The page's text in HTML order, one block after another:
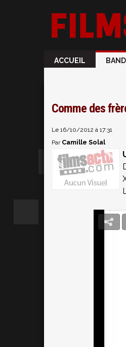
ACCUEIL
Comme des
Le 16/10/2012 à 17:31
Par Camille Solal